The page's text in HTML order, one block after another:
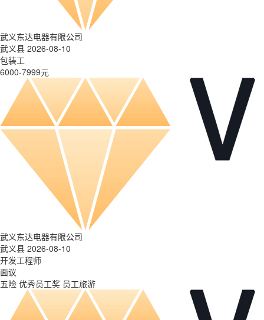
武义东达电器有限公司
武义县 2026-08-10
包装工
6000-7999元
武义东达电器有限公司
武义县 2026-08-10
开发工程师
面议
五险 优秀员工奖 员工旅游